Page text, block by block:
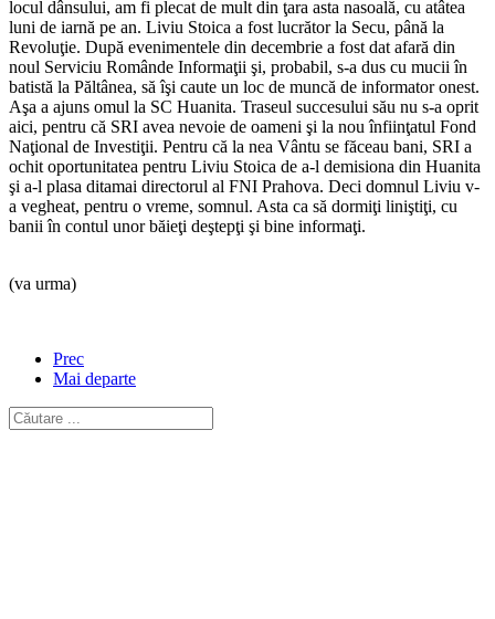
locul dânsului, am fi plecat de mult din ţara asta nasoală, cu atâtea
luni de iarnă pe an. Liviu Stoica a fost lucrător la Secu, până la
Revoluţie. După evenimentele din decembrie a fost dat afară din
noul Serviciu Românde Informaţii şi, probabil, s-a dus cu mucii în
batistă la Păltânea, să îşi caute un loc de muncă de informator onest.
Aşa a ajuns omul la SC Huanita. Traseul succesului său nu s-a oprit
aici, pentru că SRI avea nevoie de oameni şi la nou înfiinţatul Fond
Naţional de Investiţii. Pentru că la nea Vântu se făceau bani, SRI a
ochit oportunitatea pentru Liviu Stoica de a-l demisiona din Huanita
şi a-l plasa ditamai directorul al FNI Prahova. Deci domnul Liviu v-
a vegheat, pentru o vreme, somnul. Asta ca să dormiţi liniştiţi, cu
banii în contul unor băieţi deştepţi şi bine informaţi.
(va urma)
Prec
Mai departe